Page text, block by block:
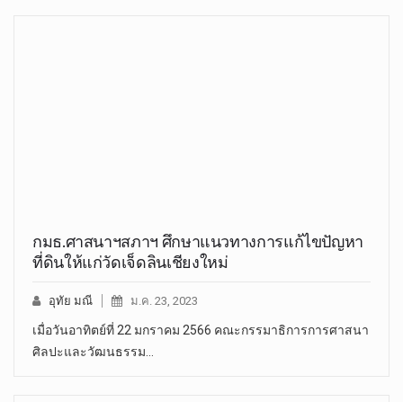
กมธ.ศาสนาฯสภาฯ ศึกษาแนวทางการแก้ไขปัญหา
ที่ดินให้แก่วัดเจ็ดลินเชียงใหม่
อุทัย มณี ม.ค. 23, 2023
เมื่อวันอาทิตย์ที่ 22 มกราคม 2566 คณะกรรมาธิการการศาสนา
ศิลปะและวัฒนธรรม…